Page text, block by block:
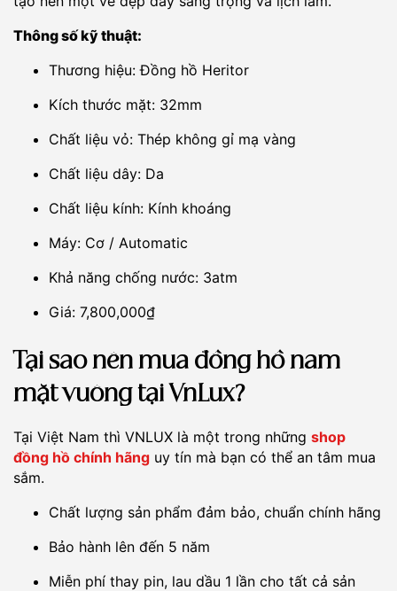
Thông số kỹ thuật:
Thương hiệu: Đồng hồ Heritor
Kích thước mặt: 32mm
Chất liệu vỏ: Thép không gỉ mạ vàng
Chất liệu dây: Da
Chất liệu kính: Kính khoáng
Máy: Cơ / Automatic
Khả năng chống nước: 3atm
Giá: 7,800,000₫
Tại sao nên mua đồng hồ nam
mặt vuông tại VnLux?
Tại Việt Nam thì VNLUX là một trong những shop
đồng hồ chính hãng uy tín mà bạn có thể an tâm mua
sắm.
Chất lượng sản phẩm đảm bảo, chuẩn chính hãng
Bảo hành lên đến 5 năm
Miễn phí thay pin, lau dầu 1 lần cho tất cả sản